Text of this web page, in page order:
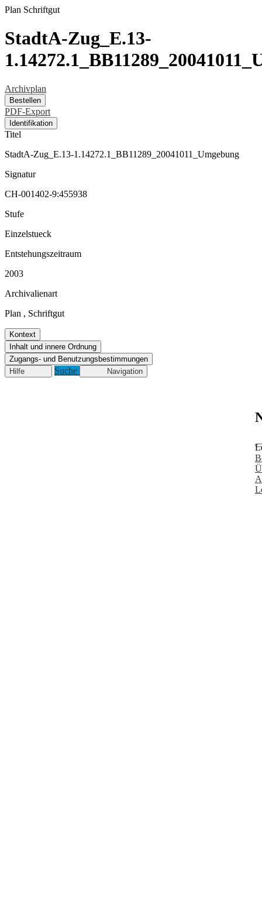
Plan Schriftgut
StadtA-Zug_E.13-
Archivplan
Bestellen
PDF-Export
Identifikation
Titel
StadtA-Zug_E.13-1.14272.1_BB11289_20041011_Umgebung
Signatur
CH-001402-9:455938
Stufe
Einzelstueck
Entstehungszeitraum
2003
Archivalienart
Plan , Schriftgut
Kontext
Inhalt und innere Ordnung
Zugangs- und Benutzungsbestimmungen
Hilfe
Suche Navigation